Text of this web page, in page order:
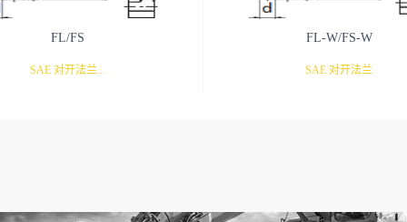
FL/FS
SAE 对开法兰...
FL-W/FS-W
SAE 对开法兰